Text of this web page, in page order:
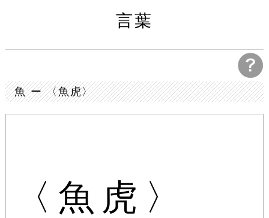
言葉
魚 ー 〈魚虎〉
〈魚虎〉